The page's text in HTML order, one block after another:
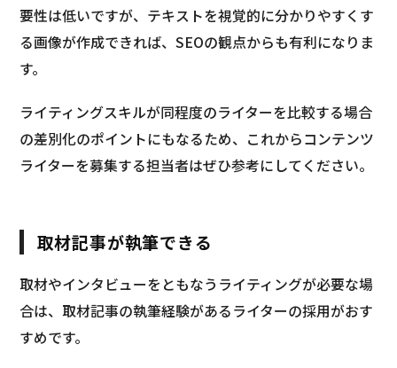
要性は低いですが、テキストを視覚的に分かりやすくす
る画像が作成できれば、SEOの観点からも有利になりま
す。
ライティングスキルが同程度のライターを比較する場合
の差別化のポイントにもなるため、これからコンテンツ
ライターを募集する担当者はぜひ参考にしてください。
取材記事が執筆できる
取材やインタビューをともなうライティングが必要な場
合は、取材記事の執筆経験があるライターの採用がおす
すめです。